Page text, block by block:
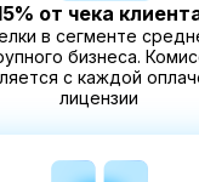
от чека
в сегменте
бизнеса.
с каждой
лицензии